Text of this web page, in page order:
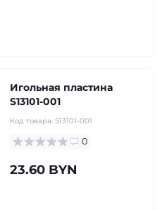
Игольная пластина
S13101-001
Код товара: S13101-001
0
23.60 BYN